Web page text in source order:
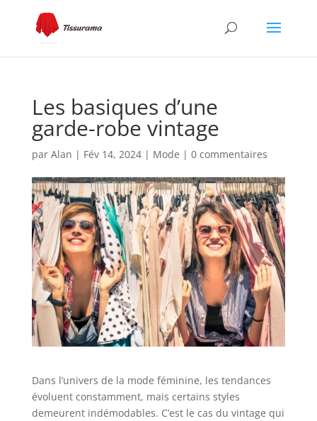
Les basiques d’une
garde-robe vintage
par Alan | Fév 14, 2024| Mode | 0 commentaires
Dans l’univers de la mode féminine, les tendances
évoluent constamment, mais certains styles
demeurent indémodables. C’est le cas du vintage qui